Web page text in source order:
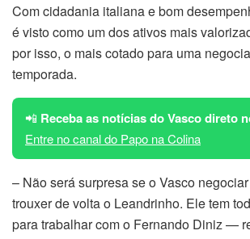
Com cidadania italiana e bom
é visto como um dos ativos mais
por isso, o mais cotado para uma
temporada.
📲 Receba as notícias do Vasco direto
Entre no canal do Papo na Colina
– Não será surpresa se o Vasco
trouxer de volta o Leandrinho. Ele tem
para trabalhar com o Fernando Diniz —